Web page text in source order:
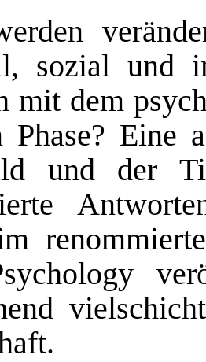
sozial und
mit dem
Phase? Eine
und der